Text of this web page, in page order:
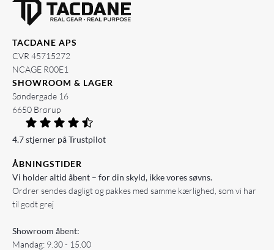
TACDANE APS
CVR 45715272
NCAGE R00E1
SHOWROOM & LAGER
Søndergade 16
6650 Brørup
4.7 stjerner på Trustpilot
ÅBNINGSTIDER
Vi holder altid åbent – for din skyld, ikke vores søvns.
Ordrer sendes dagligt og pakkes med samme kærlighed, som vi har
til godt grej
Showroom åbent:
Mandag: 9.30 - 15.00